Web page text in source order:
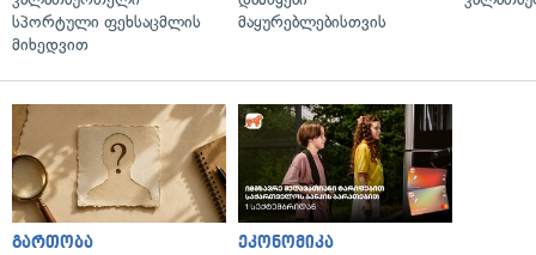
სპორტული ფეხსაცმლის
მიხედვით
მაყურებლებისთვის
გართობა ეკონომიკა